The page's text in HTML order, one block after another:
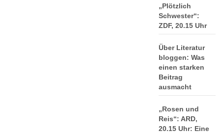
„Plötzlich
Schwester“:
ZDF, 20.15 Uhr
Über Literatur
bloggen: Was
einen starken
Beitrag
ausmacht
„Rosen und
Reis“: ARD,
20.15 Uhr: Eine